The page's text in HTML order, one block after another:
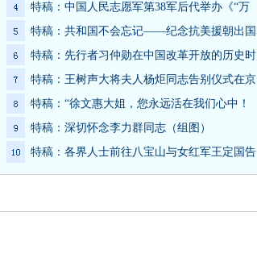
特稿：中国人民志愿军第38军后代举办《“万
特稿：共和国不会忘记——纪念抗美援朝出国
特稿：先行者习仲勋在中国改革开放的历史时
特稿：王树声大将夫人杨炬同志告别仪式在京
特稿：“徐文惠大姐，您永远活在我们心中！
特稿：深切怀念李力群同志（组图）
特稿：各界人士前往八宝山与女红军王定国告